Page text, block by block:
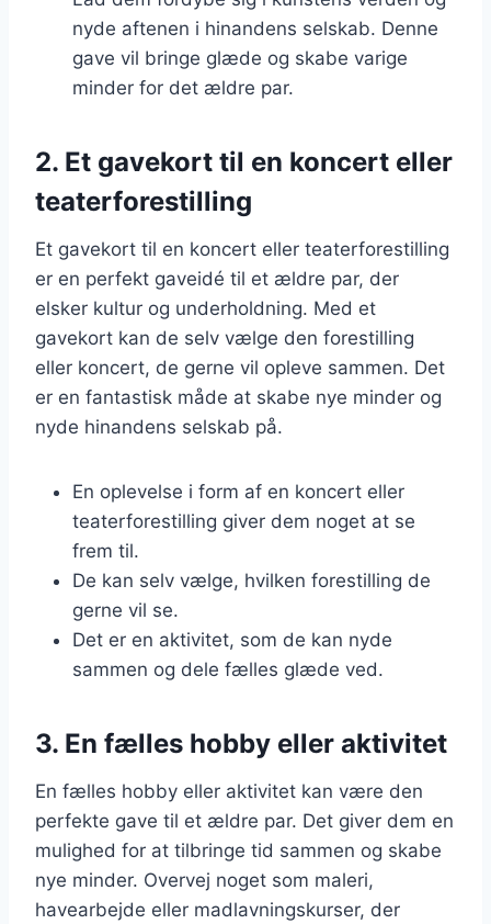
nyde aftenen i hinandens selskab. Denne
gave vil bringe glæde og skabe varige
minder for det ældre par.
2. Et gavekort til en koncert eller
teaterforestilling
Et gavekort til en koncert eller teaterforestilling
er en perfekt gaveidé til et ældre par, der
elsker kultur og underholdning. Med et
gavekort kan de selv vælge den forestilling
eller koncert, de gerne vil opleve sammen. Det
er en fantastisk måde at skabe nye minder og
nyde hinandens selskab på.
En oplevelse i form af en koncert eller
teaterforestilling giver dem noget at se
frem til.
De kan selv vælge, hvilken forestilling de
gerne vil se.
Det er en aktivitet, som de kan nyde
sammen og dele fælles glæde ved.
3. En fælles hobby eller aktivitet
En fælles hobby eller aktivitet kan være den
perfekte gave til et ældre par. Det giver dem en
mulighed for at tilbringe tid sammen og skabe
nye minder. Overvej noget som maleri,
havearbejde eller madlavningskurser, der